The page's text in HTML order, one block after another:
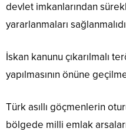
devlet imkanlarından
yararlanmaları
İskan kanunu çıkarılmalı
yapılmasının önüne
Türk asıllı göçmenlerin
bölgede milli emlak